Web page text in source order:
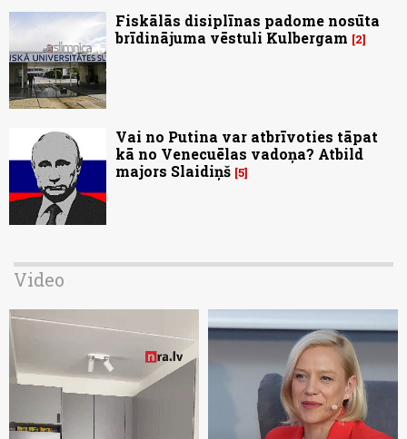
Fiskālās disiplīnas padome nosūta
brīdinājuma vēstuli Kulbergam
2
Vai no Putina var atbrīvoties tāpat
kā no Venecuēlas vadoņa? Atbild
majors Slaidiņš 5
Video